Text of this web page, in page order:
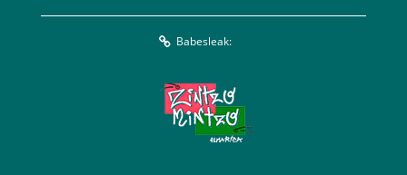
Babesleak: